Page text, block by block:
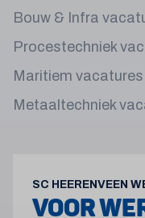
Bouw & Infra
Procestechniek
Maritiem vacatures
Metaaltechniek
SC HEERENVEEN
VOOR